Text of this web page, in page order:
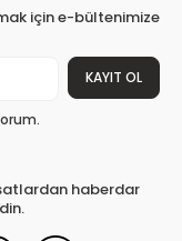
için e-bültenimize
KAYIT OL
haberdar